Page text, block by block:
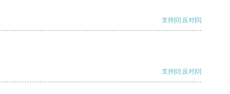
支持[0] 反对[0]
支持[0] 反对[0]